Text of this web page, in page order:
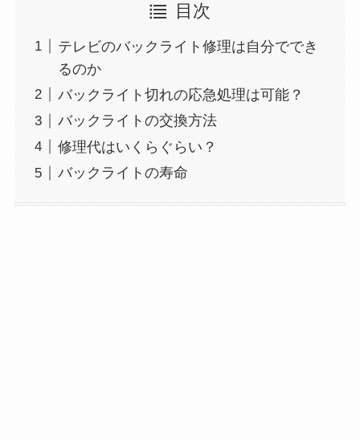
目次
テレビのバックライト修理は自分ででき
るのか
バックライト切れの応急処理は可能？
バックライトの交換方法
修理代はいくらぐらい？
バックライトの寿命